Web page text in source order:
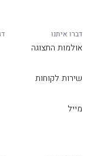
דברו איתנו
אולמות התצוגה
שירות לקוחות
מייל